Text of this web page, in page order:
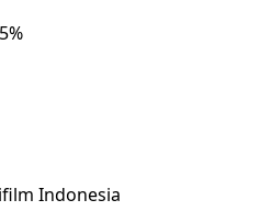
5%
Indonesia